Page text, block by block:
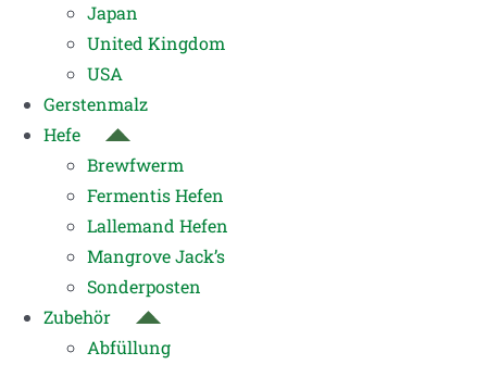
Japan
United Kingdom
USA
Gerstenmalz
Hefe
Brewfwerm
Fermentis Hefen
Lallemand Hefen
Mangrove Jack’s
Sonderposten
Zubehör
Abfüllung